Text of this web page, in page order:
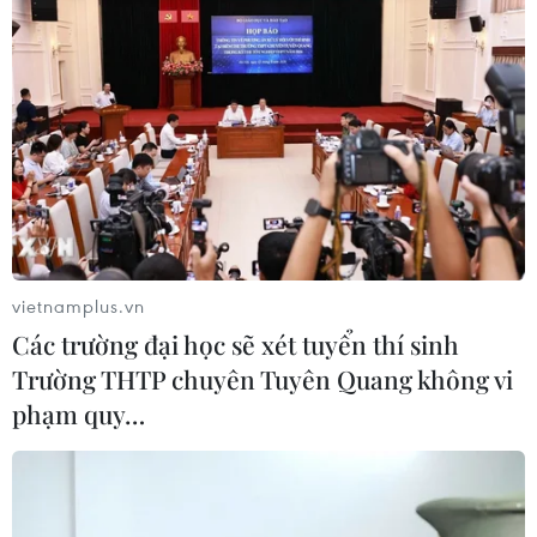
CƠ QUAN CHỦ QUẢN: THÔNG TẤN XÃ VIỆT NAM
Tổng Biên tập: TRẦN TIẾN DUẨN
Phó Tổng Biên tập: NGUYỄN THỊ TÁM, KHÚC THANH
THỦY
Sở hữu trí tuệ
Quy định sử dụng
RSS
Ngôn ngữ
TTXVN
Dịch vụ tin
Liên hệ
vietnamplus.vn
Các trường đại học sẽ xét tuyển thí sinh
Trường THTP chuyên Tuyên Quang không vi
phạm quy…